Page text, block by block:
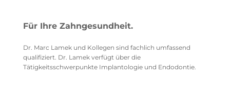
Für Ihre Zahngesundheit.
Dr. Marc Lamek und Kollegen sind fachlich umfassend
qualifiziert. Dr. Lamek verfügt über die
Tätigkeitsschwerpunkte Implantologie und Endodontie.